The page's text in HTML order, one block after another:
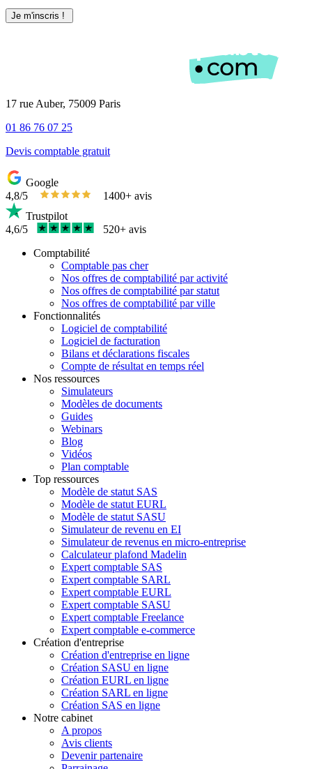
17 rue Auber, 75009 Paris
01 86 76 07 25
Devis comptable gratuit
Google
4,8/5
1400+ avis
Trustpilot
4,6/5
520+ avis
Comptabilité
Comptable pas cher
Nos offres de comptabilité par activité
Nos offres de comptabilité par statut
Nos offres de comptabilité par ville
Fonctionnalités
Logiciel de comptabilité
Logiciel de facturation
Bilans et déclarations fiscales
Compte de résultat en temps réel
Nos ressources
Simulateurs
Modèles de documents
Guides
Webinars
Blog
Vidéos
Plan comptable
Top ressources
Modèle de statut SAS
Modèle de statut EURL
Modèle de statut SASU
Simulateur de revenu en EI
Simulateur de revenus en micro-entreprise
Calculateur plafond Madelin
Expert comptable SAS
Expert comptable SARL
Expert comptable EURL
Expert comptable SASU
Expert comptable Freelance
Expert comptable e-commerce
Création d'entreprise
Création d'entreprise en ligne
Création SASU en ligne
Création EURL en ligne
Création SARL en ligne
Création SAS en ligne
Notre cabinet
A propos
Avis clients
Devenir partenaire